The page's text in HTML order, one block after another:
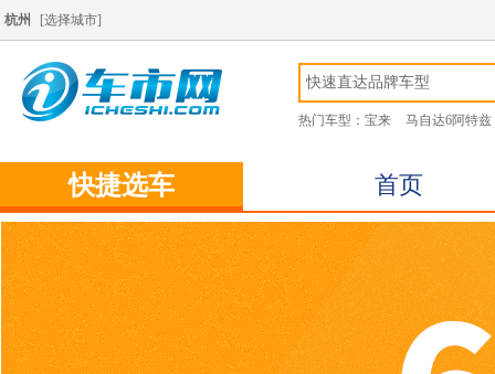
杭州 [选择城市]
热门车型： 宝来 马自达6阿特兹
快捷选车 首页